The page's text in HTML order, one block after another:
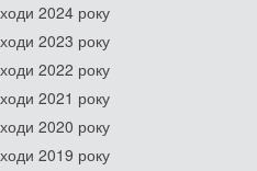
2024 року
2023 року
2022 року
2021 року
2020 року
2019 року